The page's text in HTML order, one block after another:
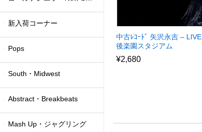
中古ﾚｺｰﾄﾞ 矢沢永吉 – LIVE
後楽園スタジアム
¥2,680
新入荷コーナー
Pops
South・Midwest
Abstract・Breakbeats
Mash Up・ジャグリング